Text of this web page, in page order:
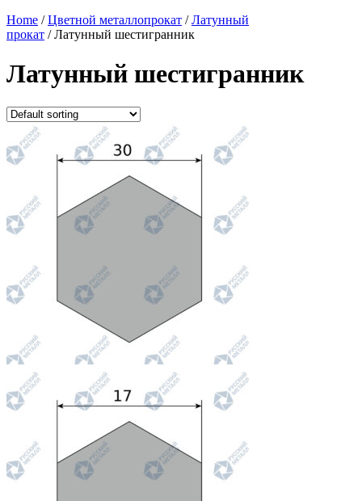
Home /Цветной металлопрокат /Латунный
прокат / Латунный шестигранник
Латунный шестигранник